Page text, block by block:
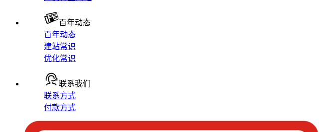
百年动态
百年动态
建站常识
优化常识
联系我们
联系方式
付款方式